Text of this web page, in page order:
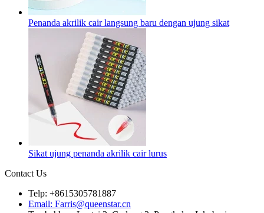
Penanda akrilik cair langsung baru dengan ujung sikat
Sikat ujung penanda akrilik cair lurus
Contact Us
Telp: +8615305781887
Email: Farris@queenstar.cn